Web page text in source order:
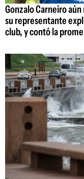
Gonzalo Carneiro
su representante
club, y contó la